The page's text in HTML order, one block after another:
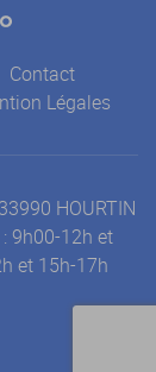
Contact
Légales
HOURTIN
9h00-12h et
et 15h-17h